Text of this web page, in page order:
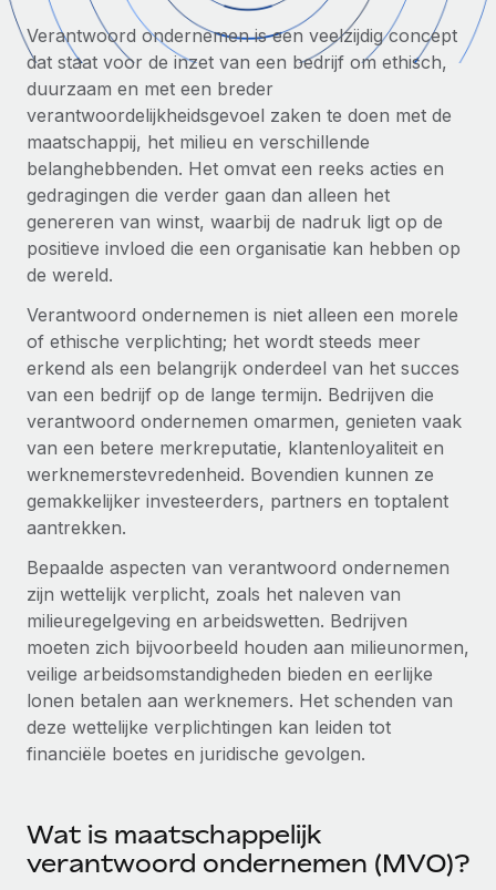
Zzp'ers internationaal onboarden en beheren
PEO
Ingewikkelde HR-taken eenvoudig uitbesteden
INFRASTRUCTUUR
Remote Embedded
HR naadloos in workflows integreren
Platform
Verbinden
Nieuw
AI-tools koppelen aan Remote met onze MCP
Integraties
Processen stroomlijnen met essentiële zakelijke tools
DIENSTEN
Krijg hulp van global HR- en juridische experts
Achtergrondonderzoek
Vereenvoudig het screeningsproces van
kandidaten
Compliance Watchtower
Blijf compliance-risico's voor
Lever en track wereldwijd IT-middelen
Entiteiten oprichten
GROEIFASE
Start-ups
Flexibele global HR en payroll solutions voor groeiende
bedrijven
Mid-market
Teams uitbreiden met HR solutions op maat
Enterprise
WERK MET ONS SAMEN
Strategische technologiepartners
Integreer global HR flexibel in je platform
Een partner worden
Ontdek hoe je met ons kunt samenwerken
Integraties en advies over AI-automatiseringen
CASESTUDY'S
Hoe AI-pionier Weaviate zijn team met 120%
liet groeien met Remote
Weaviate in één oogopslag Weaviate bouwt open source,
Meer informatie
Betalingscalculator voor zzp'ers
Ontdek valuta-opties en betaalsnelheden voor
internationale zzp'ers
LEREN MET REMOTE
Onderzoek en gidsen
Casestudy's
HR-woordenlijst
Checklists en templates
Bibliotheek met functiebeschrijvingen
Webinars
Evenementen
Newsroom
Inzichtencentrum
Support
Alle bronnen bekijken
BLOG
EOR en PEO
Contractor Management
Nederlands
Français
Deutsch
Español
Italiano
Português (Portugal)
日本語
한국어
中文（简体）
Inloggen
Verantwoord ondernemen is een veelzijdig concept
dat staat voor de inzet van een bedrijf om ethisch,
duurzaam en met een breder
verantwoordelijkheidsgevoel zaken te doen met de
maatschappij, het milieu en verschillende
belanghebbenden. Het omvat een reeks acties en
gedragingen die verder gaan dan alleen het
genereren van winst, waarbij de nadruk ligt op de
positieve invloed die een organisatie kan hebben op
de wereld.
Verantwoord ondernemen is niet alleen een morele
of ethische verplichting; het wordt steeds meer
erkend als een belangrijk onderdeel van het succes
van een bedrijf op de lange termijn. Bedrijven die
verantwoord ondernemen omarmen, genieten vaak
van een betere merkreputatie, klantenloyaliteit en
werknemerstevredenheid. Bovendien kunnen ze
gemakkelijker investeerders, partners en toptalent
aantrekken.
Bepaalde aspecten van verantwoord ondernemen
zijn wettelijk verplicht, zoals het naleven van
milieuregelgeving en arbeidswetten. Bedrijven
moeten zich bijvoorbeeld houden aan milieunormen,
veilige arbeidsomstandigheden bieden en eerlijke
lonen betalen aan werknemers. Het schenden van
deze wettelijke verplichtingen kan leiden tot
financiële boetes en juridische gevolgen.
Wat is maatschappelijk
verantwoord ondernemen (MVO)?